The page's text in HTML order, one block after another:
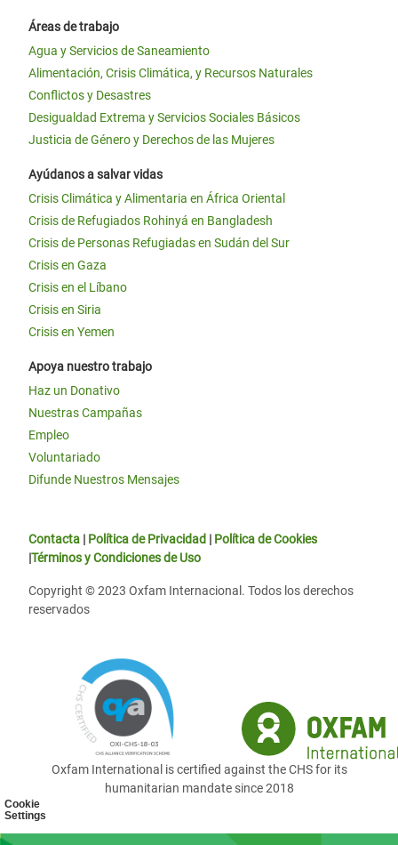
Cookie
Settings
Áreas de trabajo
Agua y Servicios de Saneamiento
Alimentación, Crisis Climática, y Recursos Naturales
Conflictos y Desastres
Desigualdad Extrema y Servicios Sociales Básicos
Justicia de Género y Derechos de las Mujeres
Ayúdanos a salvar vidas
Crisis Climática y Alimentaria en África Oriental
Crisis de Refugiados Rohinyá en Bangladesh
Crisis de Personas Refugiadas en Sudán del Sur
Crisis en Gaza
Crisis en el Líbano
Crisis en Siria
Crisis en Yemen
Apoya nuestro trabajo
Haz un Donativo
Nuestras Campañas
Empleo
Voluntariado
Difunde Nuestros Mensajes
Contacta | Política de Privacidad | Política de Cookies
|Términos y Condiciones de Uso
Copyright © 2023 Oxfam Internacional. Todos los derechos
reservados
Oxfam International is certified against the CHS for its
humanitarian mandate since 2018